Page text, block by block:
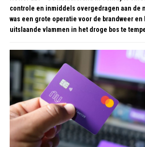
controle en inmiddels overgedragen aan de
was een grote operatie voor de brandweer en
uitslaande vlammen in het droge bos te